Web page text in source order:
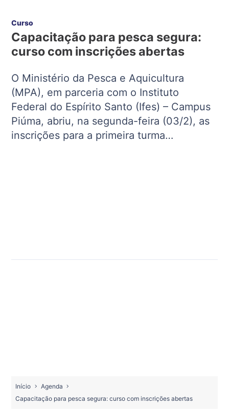
Curso
Capacitação para pesca segura:
curso com inscrições abertas
O Ministério da Pesca e Aquicultura
(MPA), em parceria com o Instituto
Federal do Espírito Santo (Ifes) – Campus
Piúma, abriu, na segunda-feira (03/2), as
inscrições para a primeira turma…
Início
Agenda
Capacitação para pesca segura: curso com inscrições abertas